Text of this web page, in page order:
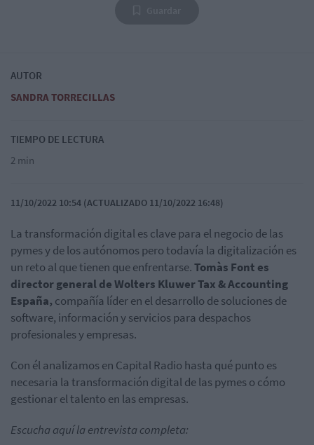
AUTOR
SANDRA TORRECILLAS
TIEMPO DE LECTURA
2 min
11/10/2022 10:54 (ACTUALIZADO 11/10/2022 16:48)
La transformación digital es clave para el negocio de las
pymes y de los autónomos pero todavía la digitalización es
un reto al que tienen que enfrentarse.Tomàs Font es
director general de Wolters Kluwer Tax & Accounting
España, compañía líder en el desarrollo de soluciones de
software, información y servicios para despachos
profesionales y empresas.
Con él analizamos en Capital Radio hasta qué punto es
necesaria la transformación digital de las pymes o cómo
gestionar el talento en las empresas.
Escucha aquí la entrevista completa: